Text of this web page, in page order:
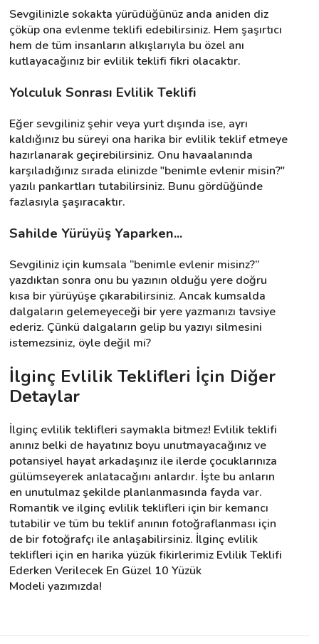
Sevgilinizle sokakta yürüdüğünüz anda aniden diz
çöküp ona evlenme teklifi edebilirsiniz. Hem şaşırtıcı
hem de tüm insanların alkışlarıyla bu özel anı
kutlayacağınız bir evlilik teklifi fikri olacaktır.
Yolculuk Sonrası Evlilik Teklifi
Eğer sevgiliniz şehir veya yurt dışında ise, ayrı
kaldığınız bu süreyi ona harika bir evlilik teklif etmeye
hazırlanarak geçirebilirsiniz. Onu havaalanında
karşıladığınız sırada elinizde "benimle evlenir misin?"
yazılı pankartları tutabilirsiniz. Bunu gördüğünde
fazlasıyla şaşıracaktır.
Sahilde Yürüyüş Yaparken...
Sevgiliniz için kumsala “benimle evlenir misinz?”
yazdıktan sonra onu bu yazının olduğu yere doğru
kısa bir yürüyüşe çıkarabilirsiniz. Ancak kumsalda
dalgaların gelemeyeceği bir yere yazmanızı tavsiye
ederiz. Çünkü dalgaların gelip bu yazıyı silmesini
istemezsiniz, öyle değil mi?
İlginç Evlilik Teklifleri İçin Diğer
Detaylar
İlginç evlilik teklifleri saymakla bitmez! Evlilik teklifi
anınız belki de hayatınız boyu unutmayacağınız ve
potansiyel hayat arkadaşınız ile ilerde çocuklarınıza
gülümseyerek anlatacağını anlardır. İşte bu anların
en unutulmaz şekilde planlanmasında fayda var.
Romantik ve ilginç evlilik teklifleri için bir kemancı
tutabilir ve tüm bu teklif anının fotoğraflanması için
de bir fotoğrafçı ile anlaşabilirsiniz. İlginç evlilik
teklifleri için en harika yüzük fikirlerimiz Evlilik Teklifi
Ederken Verilecek En Güzel 10 Yüzük
Modeli yazımızda!